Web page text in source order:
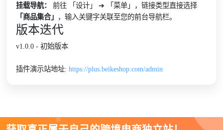
挂载导航：
前往 「设计」 ➔ 「菜单」，链接类型直接选择
「商品集合」
，输入关键字关联至您的前台导航栏。
版本迭代
v1.0.0 - 初始版本
插件演示站地址:https://plus.beikeshop.com/admin